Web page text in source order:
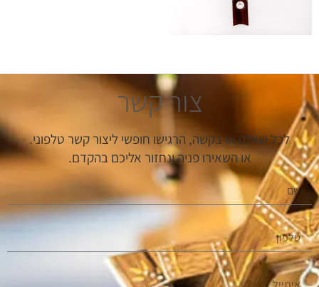
צור קשר
לכל שאלה או בקשה, הרגישו חופשי ליצור קשר טלפוני.
או השאירו פניה ונחזור אליכם בהקדם.